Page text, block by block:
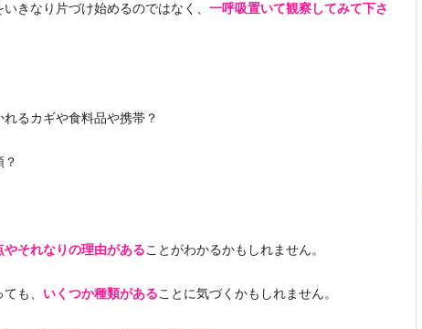
きなり片づけ始めるのではなく、 一呼吸置いて観察してみて下さ
るカギや食料品や携帯？
それなりの理由があることがわかるかもしれません。
も、 いくつか種類があることに気づくかもしれません。